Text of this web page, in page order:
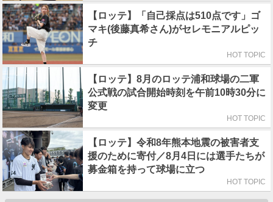
【ロッテ】「自己採点は510点です」ゴ
マキ(後藤真希さん)がセレモニアルピッ
チ
HOT TOPIC
【ロッテ】8月のロッテ浦和球場の二軍
公式戦の試合開始時刻を午前10時30分に
変更
HOT TOPIC
【ロッテ】令和8年熊本地震の被害者支
援のために寄付／8月4日には選手たちが
募金箱を持って球場に立つ
HOT TOPIC